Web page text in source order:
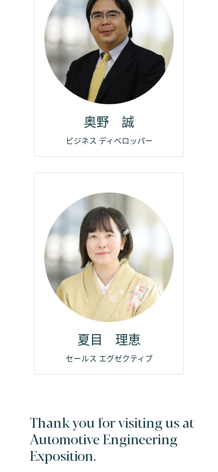
奥野 誠
ビジネス ディベロッパー
夏目 理恵
セールス エグゼクティブ
Thank you for visiting us at
Automotive Engineering
Exposition.